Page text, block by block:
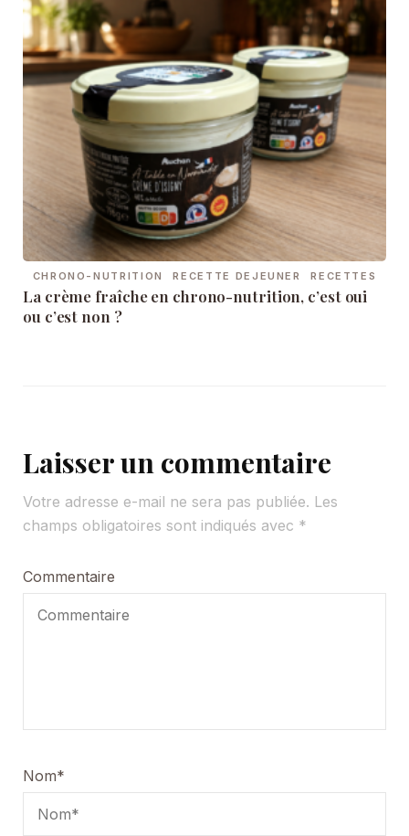
CHRONO-NUTRITION RECETTE DEJEUNER RECETTES
La crème fraîche en chrono-nutrition, c’est oui
ou c’est non ?
Laisser un commentaire
Votre adresse e-mail ne sera pas publiée. Les
champs obligatoires sont indiqués avec *
Commentaire
Nom*